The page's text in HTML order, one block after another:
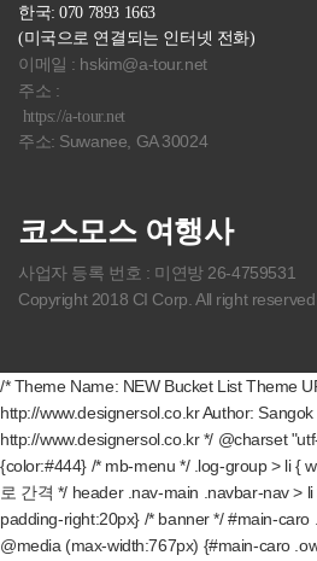
한국: 070 7893 1663
(미국으로 연결되는 인터넷 전화)
이메일 : hskim@a-tour.net
주소 :
https://a-tour.net
주소: Suwanee, GA 30024
코스모스 여행사
사업자 등록 번호 : 미연방 26-4759531
Copyright 2018 CI Corp. All right reserved
/* Theme Name: NEW Bucket List Theme
http://www.designersol.co.kr Author:
http://www.designersol.co.kr */ @charset
{color:#444} /* mb-menu */ .log-group > li {
로 간격 */ header .nav-main .navbar-nav >
padding-right:20px} /* banner */ #main-
@media (max-width:767px) {#main-caro